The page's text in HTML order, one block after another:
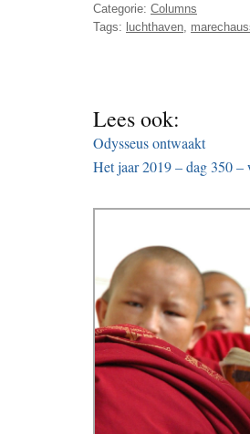
Categorie: Columns
Tags: luchthaven
Lees ook:
Odysseus ontwaakt
Het jaar 2019 – dag 350 –